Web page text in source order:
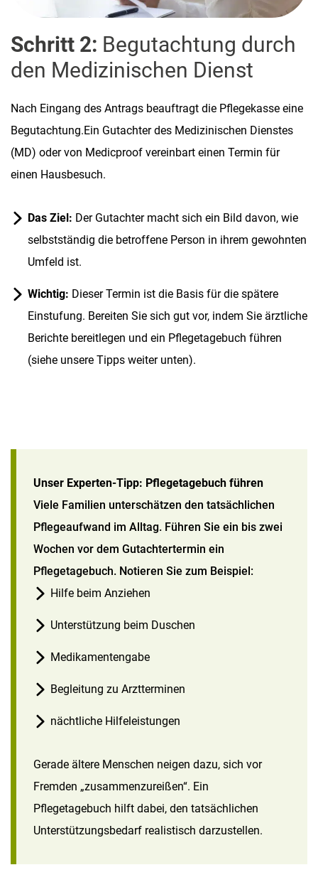
Schritt 2: Begutachtung durch
den Medizinischen Dienst
Nach Eingang des Antrags beauftragt die Pflegekasse eine
Begutachtung.Ein Gutachter des Medizinischen Dienstes
(MD) oder von Medicproof vereinbart einen Termin für
einen Hausbesuch.
Das Ziel: Der Gutachter macht sich ein Bild davon, wie
selbstständig die betroffene Person in ihrem gewohnten
Umfeld ist.
Wichtig: Dieser Termin ist die Basis für die spätere
Einstufung. Bereiten Sie sich gut vor, indem Sie ärztliche
Berichte bereitlegen und ein Pflegetagebuch führen
(siehe unsere Tipps weiter unten).
Unser Experten-Tipp: Pflegetagebuch führen
Viele Familien unterschätzen den tatsächlichen
Pflegeaufwand im Alltag. Führen Sie ein bis zwei
Wochen vor dem Gutachtertermin ein
Pflegetagebuch. Notieren Sie zum Beispiel:
Hilfe beim Anziehen
Unterstützung beim Duschen
Medikamentengabe
Begleitung zu Arztterminen
nächtliche Hilfeleistungen
Gerade ältere Menschen neigen dazu, sich vor
Fremden „zusammenzureißen“. Ein
Pflegetagebuch hilft dabei, den tatsächlichen
Unterstützungsbedarf realistisch darzustellen.